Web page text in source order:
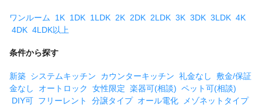
ワンルーム 1K 1DK 1LDK 2K 2DK 2LDK 3K 3DK 3LDK 4K
4DK 4LDK以上
条件から探す
新築 システムキッチン カウンターキッチン 礼金なし
敷金/保証
金なし
オートロック 女性限定 楽器可(相談) ペット可(相談)
DIY可 フリーレント 分譲タイプ オール電化
メゾネットタイプ